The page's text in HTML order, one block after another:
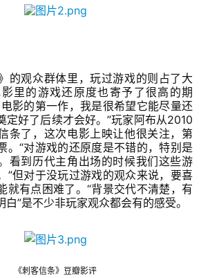
的观众群体里，玩过游戏的则占了大
里的游戏还原度也寄予了很高的期
影的第一作，我是很希望它能尽量还
定好了后续才会好。”玩家阿布从2010
条了，这次电影上映让他很关注，第
。“对游戏的还原度是不错的，特别是
看到历代主角出场的时候我们这些游
”但对于没玩过游戏的观众来说，要喜
就有点困难了。“背景交代不清楚，有
”是不少非玩家观众都会有的感受。
《刺客信条》豆瓣影评